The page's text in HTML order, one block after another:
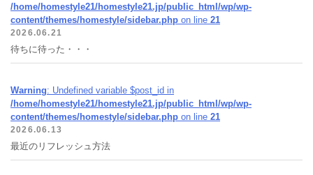
/home/homestyle21/homestyle21.jp/public_html/wp/wp-
content/themes/homestyle/sidebar.php on line 21
2026.06.21
待ちに待った・・・
Warning: Undefined variable $post_id in
/home/homestyle21/homestyle21.jp/public_html/wp/wp-
content/themes/homestyle/sidebar.php on line 21
2026.06.13
最近のリフレッシュ方法